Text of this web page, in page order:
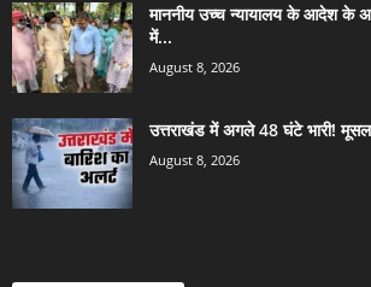
माननीय उच्च न्यायालय के आदेश के
में...
August 8, 2026
उत्तराखंड में अगले 48 घंटे भारी!
August 8, 2026